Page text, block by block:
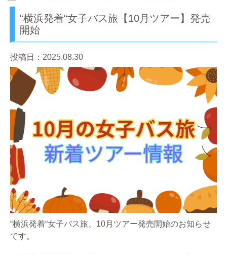
“横浜発着“女子バス旅【10月ツアー】発売
開始
投稿日：2025.08.30
“横浜発着“女子バス旅、10月ツアー発売開始のお知らせ
です。